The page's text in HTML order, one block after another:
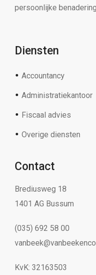
persoonlijke
Diensten
Accountancy
Administratiekantoor
Fiscaal advies
Overige diensten
Contact
Brediusweg 18
1401 AG Bussum
(035) 692 58 00
KvK: 32163503